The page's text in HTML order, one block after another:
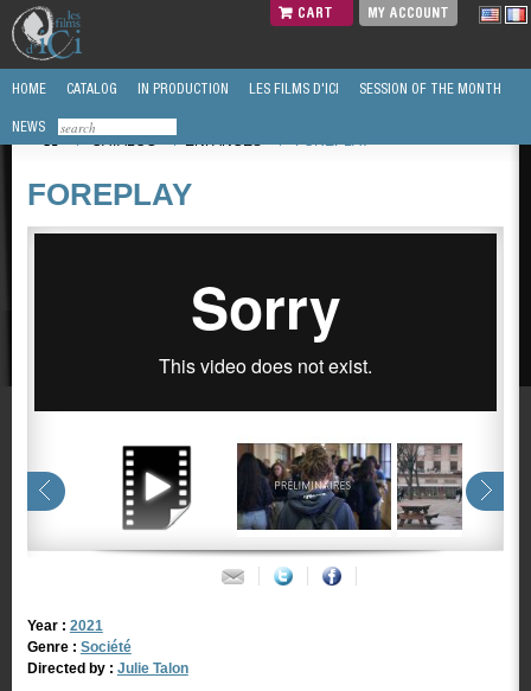
CART MY ACCOUNT
HOME CATALOG IN PRODUCTION LES FILMS D'ICI SESSION OF THE MONTH
NEWS
/
CATALOG / ENFANCES / FOREPLAY
FOREPLAY
Year : 2021
Genre : Société
Directed by : Julie Talon